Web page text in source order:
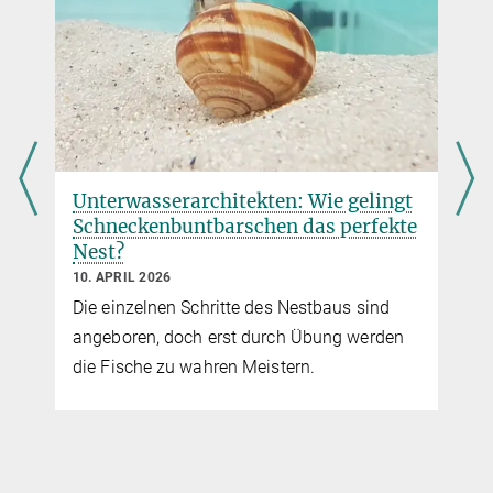
Play
Video
© MPI für biologische Intelligenz / Magdalena Warner
Ein Superenzym zum Abbau von Testosteron
Sehen Sie sich dieses kurze Video an, um mehr über die neuesten
Forschungsergebnisse zu erfahren.
Unterwasserarchitekten: Wie gelingt
Schneckenbuntbarschen das perfekte
Nest?
10. APRIL 2026
Die einzelnen Schritte des Nestbaus sind
angeboren, doch erst durch Übung werden
die Fische zu wahren Meistern.